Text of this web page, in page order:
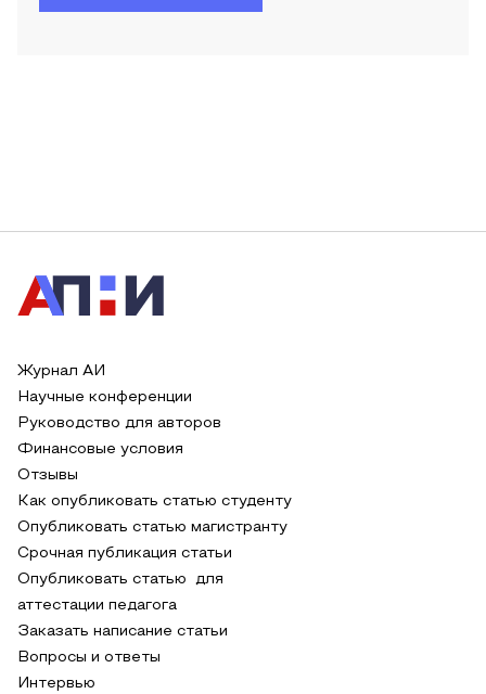
Журнал АИ
Научные конференции
Руководство для авторов
Финансовые условия
Отзывы
Как опубликовать статью студенту
Опубликовать статью магистранту
Срочная публикация статьи
Опубликовать статью для
аттестации педагога
Заказать написание статьи
Вопросы и ответы
Интервью